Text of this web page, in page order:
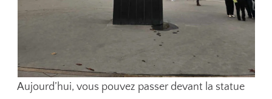
Aujourd’hui, vous pouvez passer devant la statue